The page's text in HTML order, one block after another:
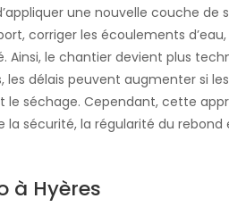
une nouvelle couche de
corriger les écoulements
Ainsi, le chantier devient plus
les délais peuvent augmenter si
le séchage. Cependant, cette
la sécurité, la régularité du
à Hyères